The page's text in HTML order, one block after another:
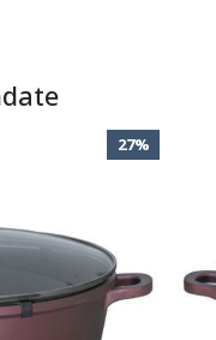
27%